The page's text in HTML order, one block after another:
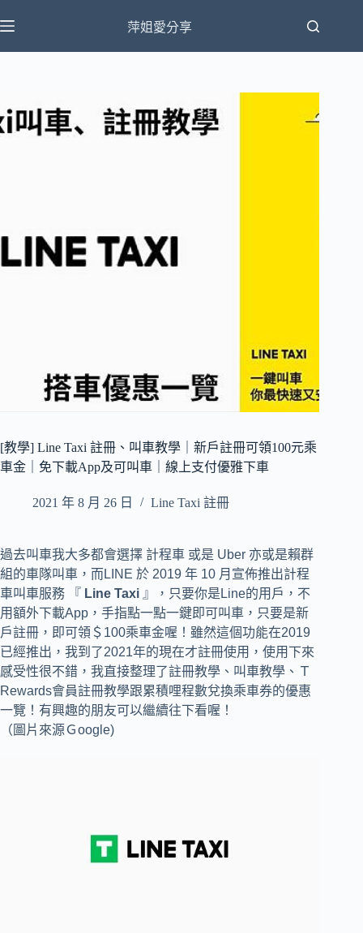
至
主
容
萍姐愛分享
[教學] Line Taxi 註冊、叫車教學｜新戶註冊可領100元乘
車金｜免下載App及可叫車｜線上支付優雅下車
2021 年 8 月 26 日 Line Taxi 註冊
過去叫車我大多都會選擇 計程車 或是 Uber 亦或是賴群
組的車隊叫車，而LINE 於 2019 年 10 月宣佈推出計程
車叫車服務 『 Line Taxi 』，只要你是Line的用戶，不
用額外下載App，手指點一點一鍵即可叫車，只要是新
戶註冊，即可領＄100乘車金喔！雖然這個功能在2019
已經推出，我到了2021年的現在才註冊使用，使用下來
感受性很不錯，我直接整理了註冊教學、叫車教學、Ｔ
Rewards會員註冊教學跟累積哩程數兌換乘車券的優惠
一覽！有興趣的朋友可以繼續往下看喔！
（圖片來源Ｇoogle)